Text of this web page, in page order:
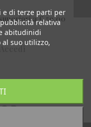
a € 59,00
e di terze parti per
relativa
abitudinidi
al suo utilizzo,